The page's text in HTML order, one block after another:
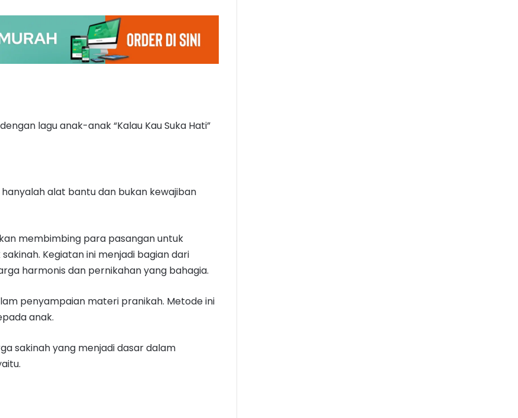
lagu anak-anak “Kalau Kau Suka Hati”
hanyalah alat bantu dan bukan kewajiban
membimbing para pasangan untuk
Kegiatan ini menjadi bagian dari
harmonis dan pernikahan yang bahagia.
penyampaian materi pranikah. Metode ini
anak.
sakinah yang menjadi dasar dalam